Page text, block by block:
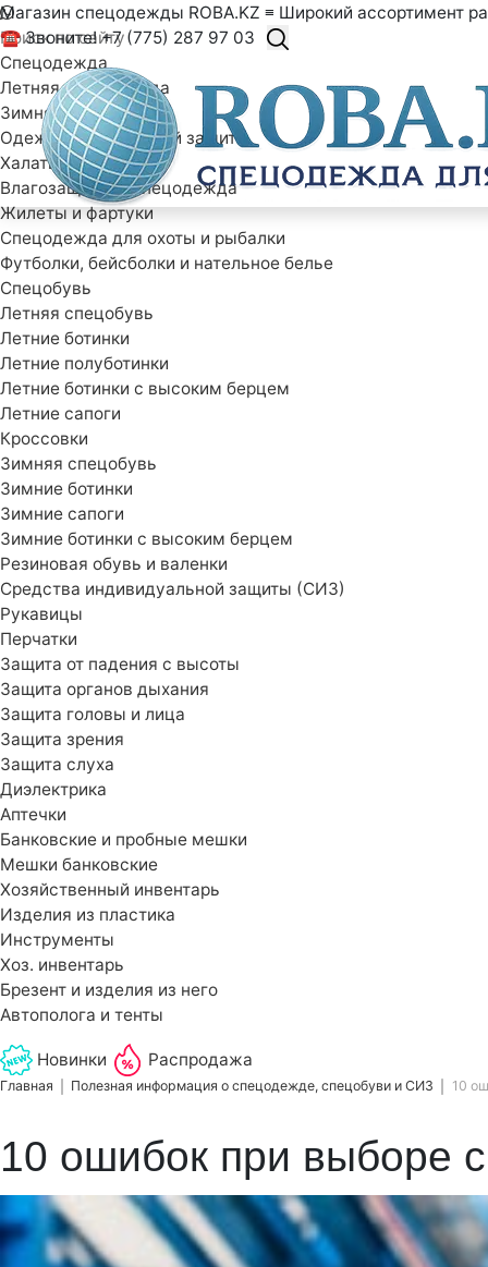
Магазин спецодежды ROBA.KZ ≡ Широкий
☎ Звоните! +7 (775) 287 97 03
Спецодежда
Летняя спецодежда
Зимняя спецодежда
Одежда специальной защиты
Халаты рабочие
Влагозащитная спецодежда
Жилеты и фартуки
Спецодежда для охоты и рыбалки
Футболки, бейсболки и нательное белье
Спецобувь
Летняя спецобувь
Летние ботинки
Летние полуботинки
Летние ботинки с высоким берцем
Летние сапоги
Кроссовки
Зимняя спецобувь
Зимние ботинки
Зимние сапоги
Зимние ботинки с высоким берцем
Резиновая обувь и валенки
Средства индивидуальной защиты (СИЗ)
Рукавицы
Перчатки
Защита от падения с высоты
Защита органов дыхания
Защита головы и лица
Защита зрения
Защита слуха
Диэлектрика
Аптечки
Банковские и пробные мешки
Мешки банковские
Хозяйственный инвентарь
Изделия из пластика
Инструменты
Хоз. инвентарь
Брезент и изделия из него
Автополога и тенты
Новинки Распродажа
Главная Полезная информация о спецодежде, спецобуви и СИЗ 10
10 ошибок при выборе